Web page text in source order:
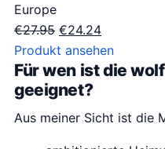
Europe
€27.95 O
o
r
s
p
€24.24H
u
i
i
Produkt ansehen
Für wen ist die
geeignet?
Aus meiner Sicht ist die